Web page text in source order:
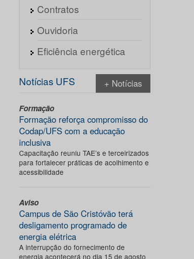
Contratos
Ouvidoria
Eficiência energética
Notícias UFS + Notícias
Formação
Formação reforça compromisso do
Codap/UFS com a educação
inclusiva
Capacitação reuniu TAE’s e terceirizados
para fortalecer práticas de acolhimento e
acessibilidade
Aviso
Campus de São Cristóvão terá
desligamento programado de
energia elétrica
A interrupção do fornecimento de
energia acontecerá no dia 15 de agosto